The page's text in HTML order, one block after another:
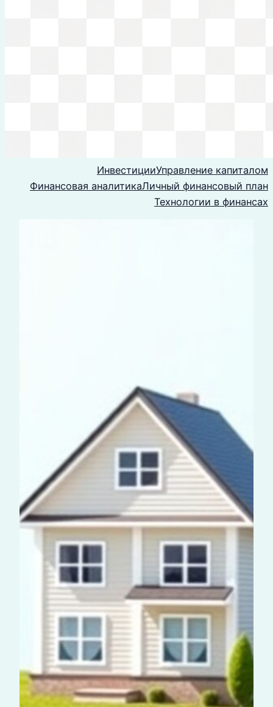
ИнвестицииУправление капиталом
Финансовая аналитикаЛичный финансовый план
Технологии в финансах